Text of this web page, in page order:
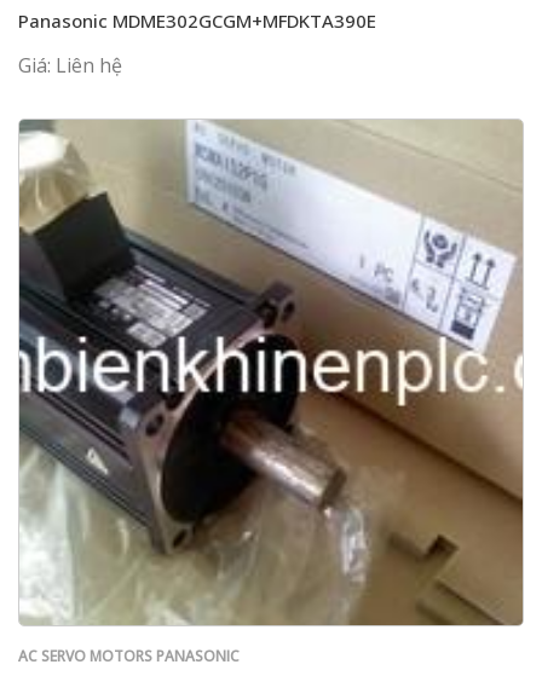
Panasonic MDME302GCGM+MFDKTA390E
Giá: Liên hệ
AC SERVO MOTORS PANASONIC